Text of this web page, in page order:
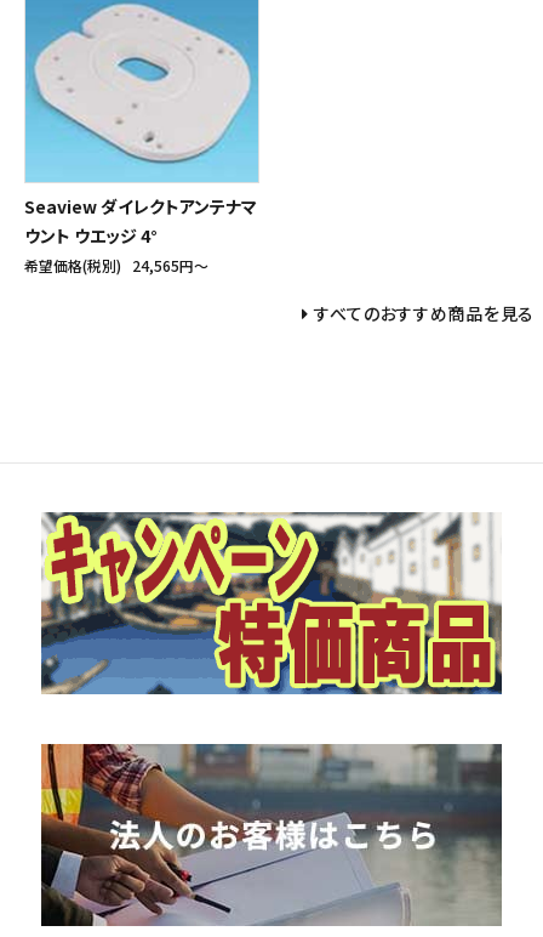
Seaview ダイレクトアンテナマ
ウント ウエッジ 4°
希望価格(税別) 24,565円〜
すべてのおすすめ商品を見る